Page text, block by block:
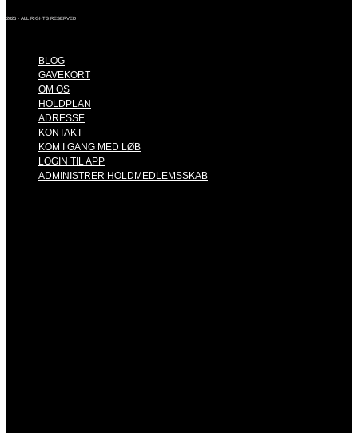
2026 - ALL RIGHTS RESERVED
BLOG
GAVEKORT
OM OS
HOLDPLAN
ADRESSE
KONTAKT
KOM I GANG MED LØB
LOGIN TIL APP
ADMINISTRER HOLDMEDLEMSSKAB